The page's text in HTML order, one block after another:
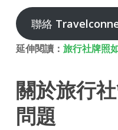
聯絡
延伸閱讀： 旅行社牌照
關於旅行
問題